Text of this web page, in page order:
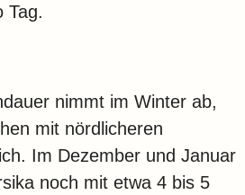
Tag.
nimmt im Winter ab,
mit nördlicheren
Im Dezember und Januar
noch mit etwa 4 bis 5